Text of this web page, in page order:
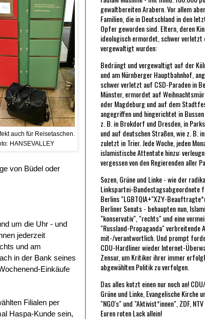
auch für Reisetaschen.
HANSEVALLEY
von Büdel oder
um die Uhr - und
jederzeit
und am
in der Bank seines
Einkäufe
Filialen per
Haspa-Kunde sein,
gewaltbereiten Arabern. Vor allem
Familien, die in Deutschland in den
Opfer geworden sind. Eltern, deren
ideologisch ermordet, schwer verletzt
vergewaltigt wurden:
Bedrängt und vergewaltigt auf der
und am Nürnberger Hauptbahnhof,
schwer verletzt auf CSD-Paraden in
Münster, ermordet auf
oder Magdeburg und auf dem
angegriffen und hingerichtet in
z. B. in Brokdorf und Dresden, in
und auf deutschen Straßen, wie z. B.
zuletzt in Trier. Jede Woche, jeden
islamistische Attentate hinzu:
vergessen von den Regierenden aller
Sozen, Grüne und Linke - wie der
Linkspartei-Bundestagsabgeordnete
Berlins "LGBTQIA+"XZY-
Berliner Senats - behaupten nun,
"konservativ", "rechts" und eine
"Russland-Propaganda" verbreitende
mit-/verantwortlich. Und prompt
CDU-Hardliner wieder Internet-
Zensur, um Kritiker ihrer immer
abgewählten Politik zu verfolgen.
Das alles kotzt einen nur noch an!
Grüne und Linke, Evangelische Kirche
"NGO's" und "Aktivist*innen", ZDF,
Euren roten Lack allein!